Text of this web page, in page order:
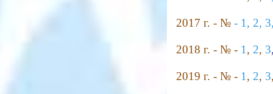
2017 г. - №- 1, 2,
2018 г. - № - 1 , 2, 3
2019 г. - № - 1 , 2, 3